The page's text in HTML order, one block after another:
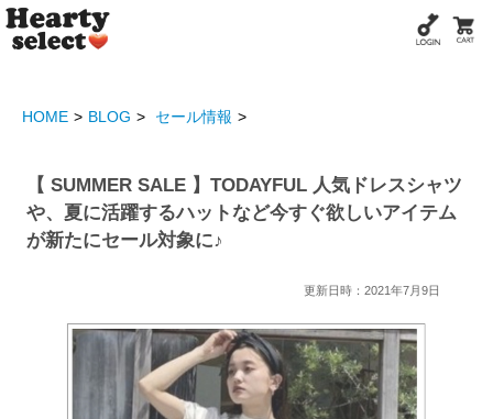
HOME BLOG セール情報
【 SUMMER SALE 】TODAYFUL 人気ドレスシャツ
や、夏に活躍するハットなど今すぐ欲しいアイテム
が新たにセール対象に♪
更新日時：2021年7月9日